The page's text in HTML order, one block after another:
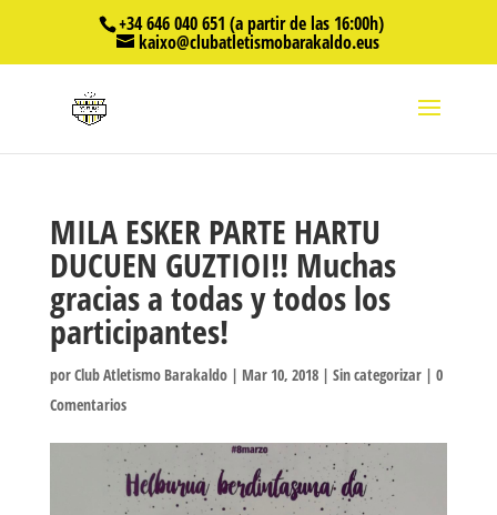
+34 646 040 651 (a partir de las 16:00h)
kaixo@clubatletismobarakaldo.eus
MILA ESKER PARTE HARTU
DUCUEN GUZTIOI!! Muchas
gracias a todas y todos los
participantes!
porClub Atletismo Barakaldo| Mar 10, 2018| Sin categorizar| 0
Comentarios